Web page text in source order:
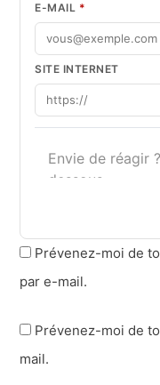
E-MAIL *
SITE INTERNET
Prévenez-moi de
par e-mail.
Prévenez-moi de
mail.